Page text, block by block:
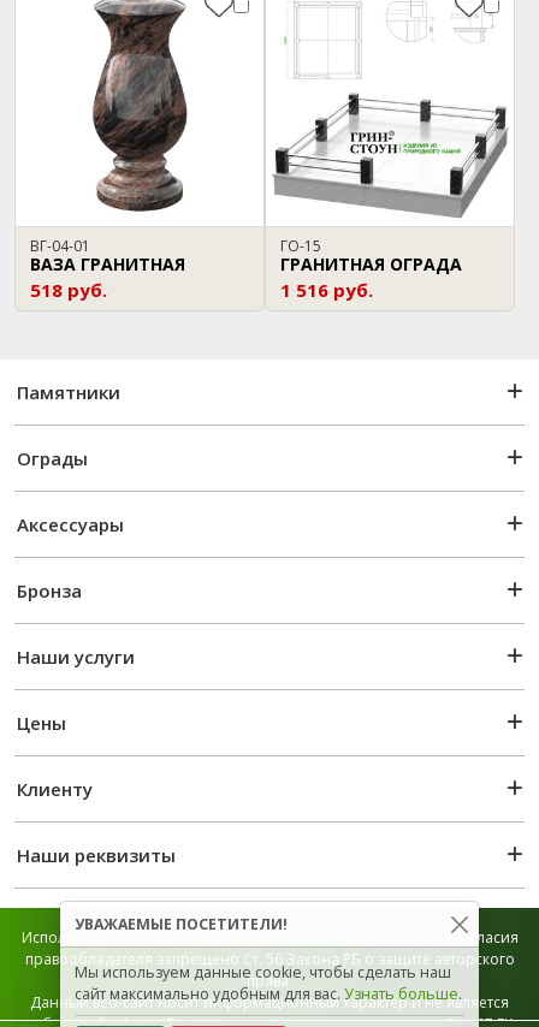
ВГ-04-01
ВАЗА ГРАНИТНАЯ
518 руб.
ГО-15
ГРАНИТНАЯ ОГРАДА
1 516 руб.
Памятники
Ограды
Аксессуары
Бронза
Наши услуги
Цены
Клиенту
Наши реквизиты
Использование графической и текстовой информации без согласия
правообладателя запрещено Ст. 56 Закона РБ о защите авторского
права.
Данный веб-сайт носит информационный характер и не является
УВАЖАЕМЫЕ ПОСЕТИТЕЛИ!
Мы используем данные cookie, чтобы сделать наш
сайт максимально удобным для вас. Узнать больше.